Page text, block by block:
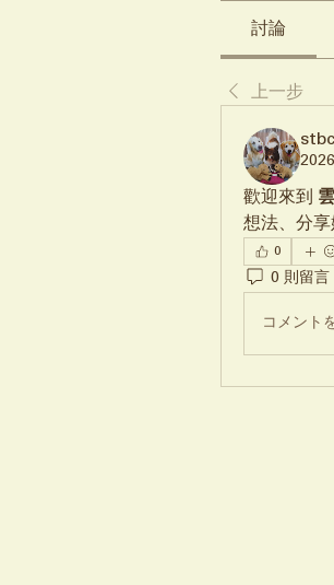
討論
上一步
歡迎來到
想法、分享
0
0 則留言
コメント